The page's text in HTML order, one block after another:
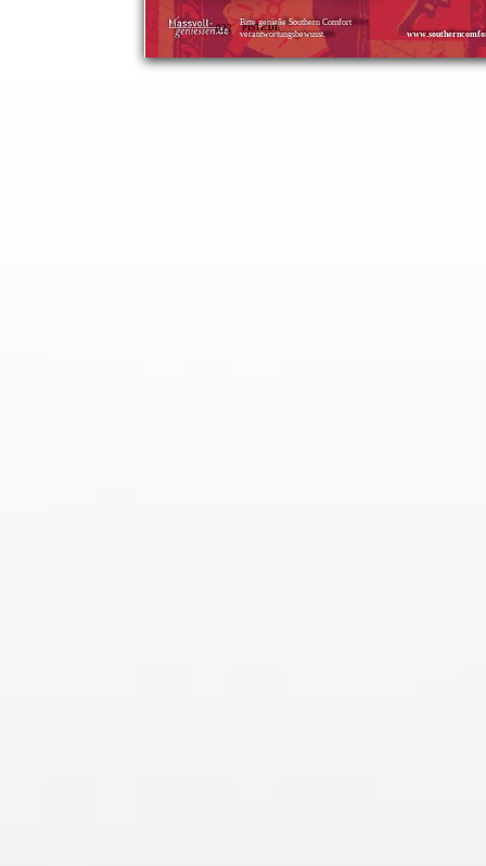
022 PISTE.DE
Bitte genieße Southern Comfort
verantwortungsbewusst.